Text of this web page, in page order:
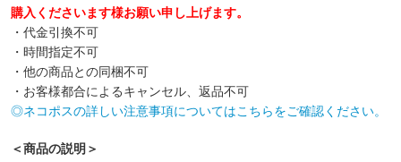
購入くださいます様お願い申し上げます。
・代金引換不可
・時間指定不可
・他の商品との同梱不可
・お客様都合によるキャンセル、返品不可
◎ネコポスの詳しい注意事項についてはこちらをご確認ください。
＜商品の説明＞